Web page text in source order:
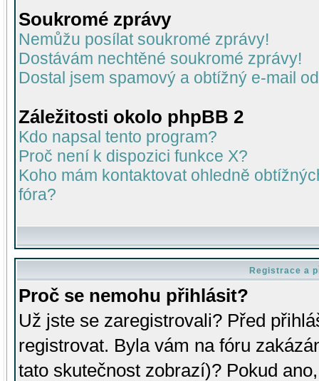
Soukromé zprávy
Nemůžu posílat soukromé zprávy!
Dostávám nechtěné soukromé zprávy!
Dostal jsem spamový a obtížný e-mail
Záležitosti okolo phpBB 2
Kdo napsal tento program?
Proč není k dispozici funkce X?
Koho mám kontaktovat ohledně
fóra?
Registrace a
Proč se nemohu přihlásit?
Už jste se zaregistrovali? Před
registrovat. Byla vám na fóru
tato skutečnost zobrazí)? Pokud